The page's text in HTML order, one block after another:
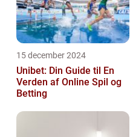
15 december 2024
Unibet: Din Guide til En
Verden af Online Spil og
Betting